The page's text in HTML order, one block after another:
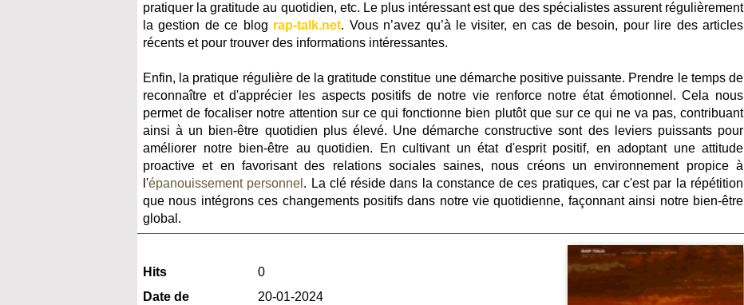
pratiquer la gratitude au quotidien, etc. Le plus intéressant est que des spécialistes assurent régulièrement
la gestion de ce blog rap-talk.net. Vous n’avez qu’à le visiter, en cas de besoin, pour lire des articles
récents et pour trouver des informations intéressantes.
Enfin, la pratique régulière de la gratitude constitue une démarche positive puissante. Prendre le temps de
reconnaître et d'apprécier les aspects positifs de notre vie renforce notre état émotionnel. Cela nous
permet de focaliser notre attention sur ce qui fonctionne bien plutôt que sur ce qui ne va pas, contribuant
ainsi à un bien-être quotidien plus élevé. Une démarche constructive sont des leviers puissants pour
améliorer notre bien-être au quotidien. En cultivant un état d'esprit positif, en adoptant une attitude
proactive et en favorisant des relations sociales saines, nous créons un environnement propice à
l'épanouissement personnel . La clé réside dans la constance de ces pratiques, car c'est par la répétition
que nous intégrons ces changements positifs dans notre vie quotidienne, façonnant ainsi notre bien-être
global.
Hits
0
Date de
20-01-2024